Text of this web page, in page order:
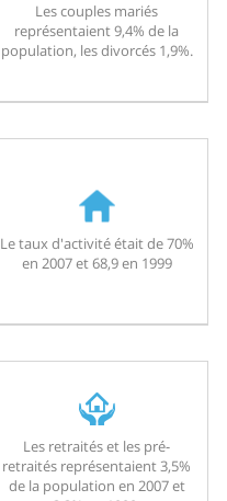
Les couples mariés
représentaient 9,4% de la
population, les divorcés 1,9%.
Le taux d'activité était de 70%
en 2007 et 68,9 en 1999
Les retraités et les pré-
retraités représentaient 3,5%
de la population en 2007 et